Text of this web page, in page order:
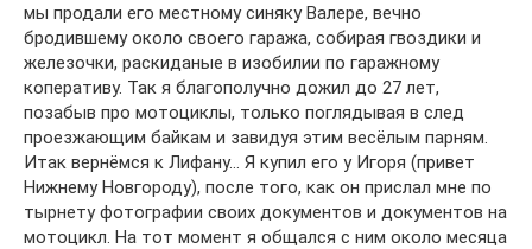
мы продали его местному синяку Валере, вечно
бродившему около своего гаража, собирая гвоздики и
железочки, раскиданые в изобилии по гаражному
коперативу. Так я благополучно дожил до 27 лет,
позабыв про мотоциклы, только поглядывая в след
проезжающим байкам и завидуя этим весёлым парням.
Итак вернёмся к Лифану… Я купил его у Игоря (привет
Нижнему Новгороду), после того, как он прислал мне по
тырнету фотографии своих документов и документов на
мотоцикл. На тот момент я общался с ним около месяца